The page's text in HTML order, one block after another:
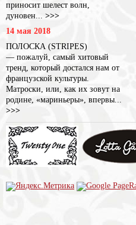
приносит шелест волн,
дуновен... >>>
14 мая 2018
ПОЛОСКА (STRIPES)
— пожалуй, самый хитовый
тренд, который достался нам от
французской культуры.
Матроски, или, как их зовут на
родине, «мариньеры», впервы...
>>>